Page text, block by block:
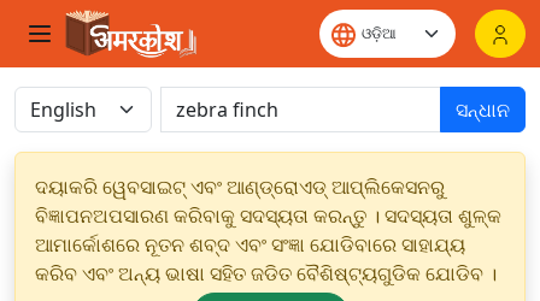
ସନ୍ଧାନ
ଦୟାକରି ୱେବସାଇଟ୍ ଏବଂ ଆଣ୍ଡ୍ରୋଏଡ୍ ଆପ୍ଲିକେସନରୁ
ବିଜ୍ଞାପନଅପସାରଣ କରିବାକୁ ସଦସ୍ୟତା କରନ୍ତୁ । ସଦସ୍ୟତା ଶୁଳ୍କ
ଆମାର୍କୋଶରେ ନୂତନ ଶବ୍ଦ ଏବଂ ସଂଜ୍ଞା ଯୋଡିବାରେ ସାହାଯ୍ୟ
କରିବ ଏବଂ ଅନ୍ୟ ଭାଷା ସହିତ ଜଡିତ ବୈଶିଷ୍ଟ୍ୟଗୁଡିକ ଯୋଡିବ ।